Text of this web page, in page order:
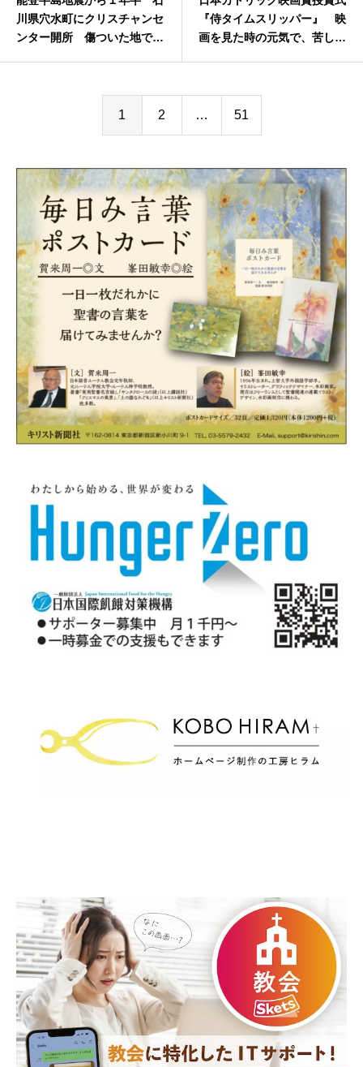
川県穴水町にクリスチャンセ
ンター開所 傷ついた地で
『侍タイムスリッパー』 映
画を見た時の元気で、苦しい
1 2 … 51